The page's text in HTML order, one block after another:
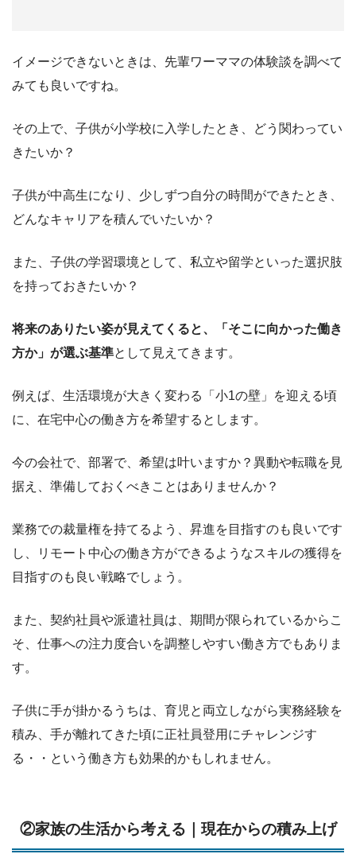
イメージできないときは、先輩ワーママの体験談を調べて
みても良いですね。
その上で、子供が小学校に入学したとき、どう関わってい
きたいか？
子供が中高生になり、少しずつ自分の時間ができたとき、
どんなキャリアを積んでいたいか？
また、子供の学習環境として、私立や留学といった選択肢
を持っておきたいか？
将来のありたい姿が見えてくると、「そこに向かった働き
方か」が選ぶ基準として見えてきます。
例えば、生活環境が大きく変わる「小1の壁」を迎える頃
に、在宅中心の働き方を希望するとします。
今の会社で、部署で、希望は叶いますか？異動や転職を見
据え、準備しておくべきことはありませんか？
業務での裁量権を持てるよう、昇進を目指すのも良いです
し、リモート中心の働き方ができるようなスキルの獲得を
目指すのも良い戦略でしょう。
また、契約社員や派遣社員は、期間が限られているからこ
そ、仕事への注力度合いを調整しやすい働き方でもありま
す。
子供に手が掛かるうちは、育児と両立しながら実務経験を
積み、手が離れてきた頃に正社員登用にチャレンジす
る・・という働き方も効果的かもしれません。
②家族の生活から考える｜現在からの積み上げ